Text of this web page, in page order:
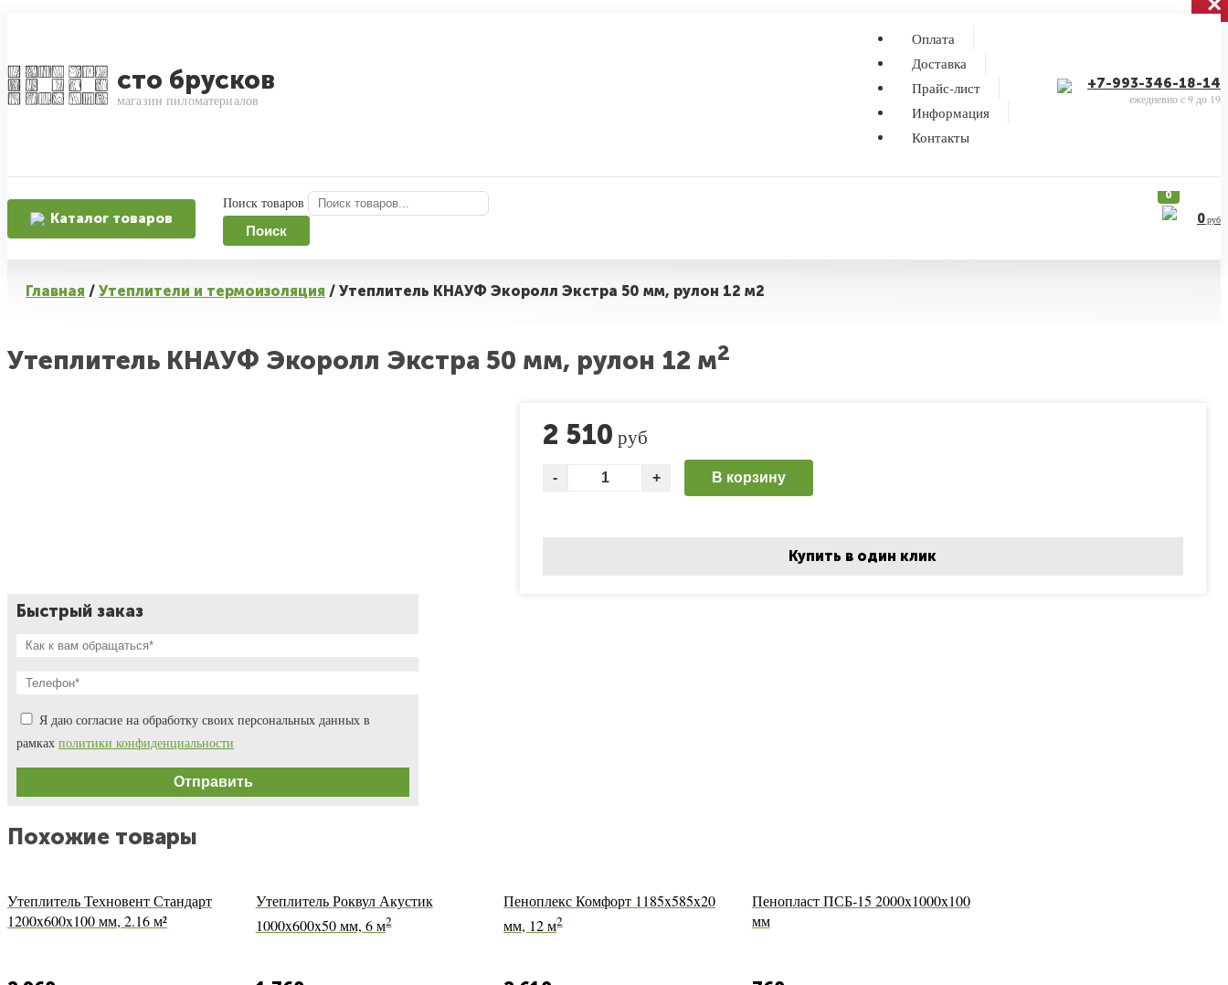
сто брусков
магазин пиломатериалов
Оплата
Доставка
Прайс-лист
Информация
Контакты
+7-993-346-18-14
ежедневно с 9 до 19
Каталог товаров
Поиск товаров
Поиск
0
0руб
Главная / Утеплители и термоизоляция / Утеплитель КНАУФ Экоролл Экстра 50 мм, рулон 12 м2
Утеплитель КНАУФ Экоролл Экстра 50 мм, рулон 12 м2
2 510 руб
В корзину
Купить в один клик
Быстрый заказ
Я даю согласие на обработку своих персональных данных в
рамках политики конфиденциальности
Похожие товары
Утеплитель Техновент Стандарт
1200x600x100 мм, 2.16 м²
Утеплитель Роквул Акустик
1000x600x50 мм, 6 м2
Пеноплекс Комфорт 1185x585x20
мм, 12 м2
Пенопласт ПСБ-15 2000x1000x100
мм